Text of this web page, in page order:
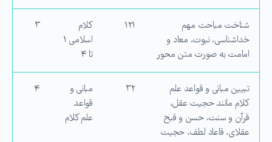
شناخت مباحث مهم
خداشناسی، نبوت، معاد و
امامت به صورت متن محور
كلام
اسلامی ۱
تا ۴
۳
تبیین مبانی و قواعد علم
كلام مانند حجیت عقل،
قرآن و سنت، حسن و قبح
عقلای، قاعاد لطف، حجیت
۳۲
مبانی و
قواعد
علم كلام